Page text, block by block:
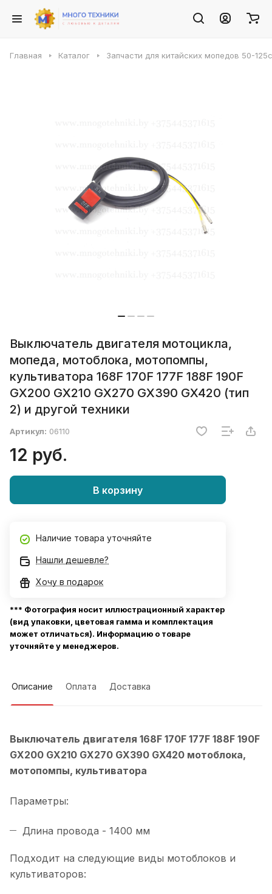
Главная Каталог Запчасти для китайских мопедов 50-
Выключатель двигателя мотоцикла,
мопеда, мотоблока, мотопомпы,
культиватора 168F 170F 177F 188F 190F
GX200 GX210 GX270 GX390 GX420 (тип
2) и другой техники
Артикул: 06110
12 руб.
В корзину
Наличие товара уточняйте
Нашли дешевле?
Хочу в подарок
*** Фотография носит иллюстрационный характер
(вид упаковки, цветовая гамма и комплектация
может отличаться). Информацию о товаре
уточняйте у менеджеров.
Описание Оплата Доставка
Выключатель двигателя 168F 170F 177F 188F 190F
GX200 GX210 GX270 GX390 GX420 мотоблока,
мотопомпы, культиватора
Параметры:
Длина провода - 1400 мм
Подходит на следующие виды мотоблоков и
культиваторов: